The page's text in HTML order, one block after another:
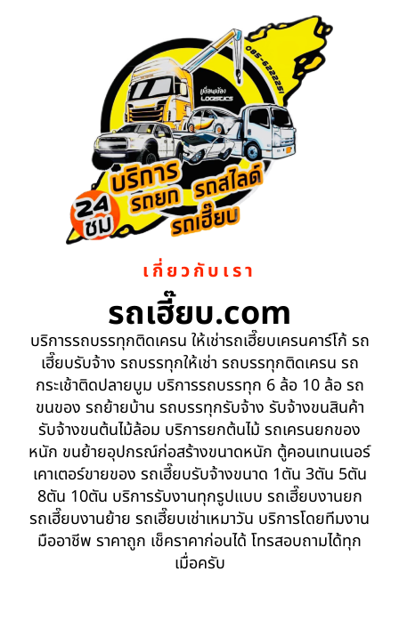
เกี่ยวกับเรา
รถเฮี๊ยบ.com
บริการรถบรรทุกติดเครน ให้เช่ารถเฮี๊ยบเครนคาร์โก้ รถ
เฮี๊ยบรับจ้าง รถบรรทุกให้เช่า รถบรรทุกติดเครน รถ
กระเช้าติดปลายบูม บริการรถบรรทุก 6 ล้อ 10 ล้อ รถ
ขนของ รถย้ายบ้าน รถบรรทุกรับจ้าง รับจ้างขนสินค้า
รับจ้างขนต้นไม้ล้อม บริการยกต้นไม้ รถเครนยกของ
หนัก ขนย้ายอุปกรณ์ก่อสร้างขนาดหนัก ตู้คอนเทนเนอร์
เคาเตอร์ขายของ รถเฮี๊ยบรับจ้างขนาด 1ตัน 3ตัน 5ตัน
8ตัน 10ตัน บริการรับงานทุกรูปแบบ รถเฮี๊ยบงานยก
รถเฮี๊ยบงานย้าย รถเฮี๊ยบเช่าเหมาวัน บริการโดยทีมงาน
มืออาชีพ ราคาถูก เช็คราคาก่อนได้ โทรสอบถามได้ทุก
เมื่อครับ